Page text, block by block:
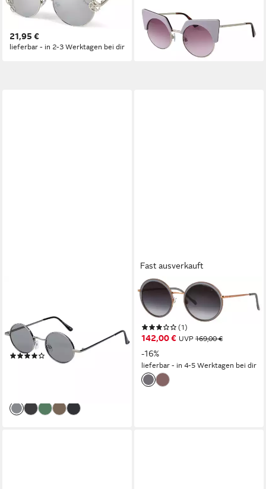
Sonnenbrille mit Zahnrad
Applikation (1-St) Gradient
21,95 €
lieferbar - in 2-3 Werktagen bei dir
ab 32,25 €
-79%
lieferbar - in 2-3 Werktagen bei dir
Designer Herren Sonnenbrille
(1-St) mit Grau, Schwarz und
Braunen Linsen
(3)
Fast ausverkauft
TITANFLEX
Sonnenbrille TITANFLEX
Sonnenbrille
(1)
142,00 € UVP 169,00 €
-16%
lieferbar - in 4-5 Werktagen bei dir